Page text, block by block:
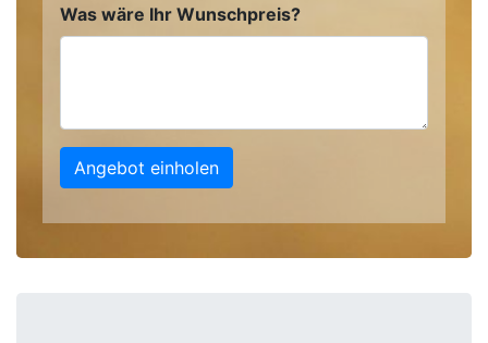
Was wäre Ihr Wunschpreis?
Angebot einholen